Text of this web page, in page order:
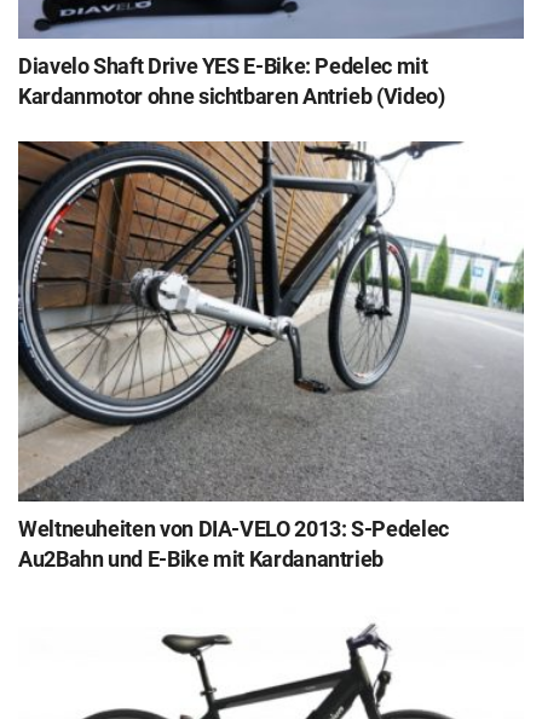
Diavelo Shaft Drive YES E-Bike: Pedelec mit
Kardanmotor ohne sichtbaren Antrieb (Video)
Weltneuheiten von DIA-VELO 2013: S-Pedelec
Au2Bahn und E-Bike mit Kardanantrieb